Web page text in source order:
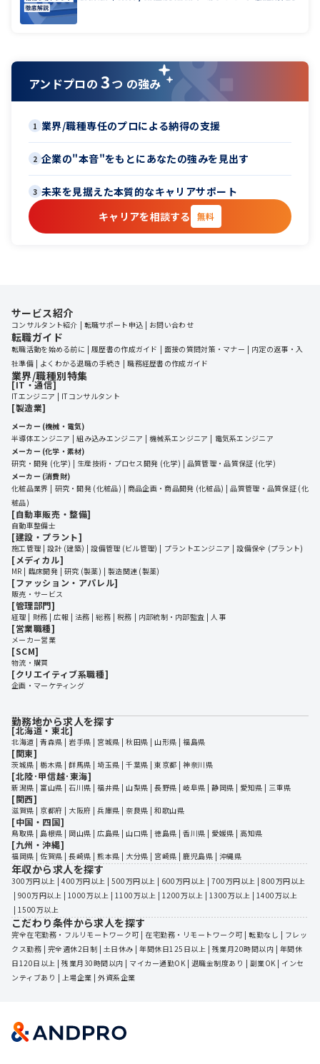
アンドプロの3つ の強み
1 業界/職種専任のプロによる納得の支援
2 企業の"本音"をもとにあなたの強みを見出す
3 未来を見据えた本質的なキャリアサポート
キャリアを相談する
無料
サービス紹介
コンサルタント紹介 転職サポート申込 お問い合わせ
転職ガイド
転職活動を始める前に 履歴書の作成ガイド 面接の質問対策・マナー
内定の返事・入
社準備
よくわかる退職の手続き 職務経歴書の作成ガイド
業界/職種別特集
[IT・通信]
ITエンジニア ITコンサルタント
[製造業]
メーカー (機械・電気)
半導体エンジニア
組み込みエンジニア 機械系エンジニア
電気系エンジニア
メーカー (化学・素材)
研究・開発 (化学)
生産技術・プロセス開発 (化学)
品質管理・品質保証 (化学)
メーカー (消費財)
化粧品業界
研究・開発 (化粧品) 商品企画・商品開発 (化粧品)
品質管理・品質保証 (化
粧品)
[自動車販売・整備]
自動車整備士
[建設・プラント]
施工管理 設計 (建築) 設備管理 (ビル管理) プラントエンジニア 設備保全 (プラント)
[メディカル]
MR 臨床開発 研究 (製薬) 製造関連 (製薬)
[ファッション・アパレル]
販売・サービス
[管理部門]
経理 財務 広報 法務 総務 税務 内部統制・内部監査 人事
[営業職種]
メーカー営業
[SCM]
物流・購買
[クリエイティブ系職種]
企画・マーケティング
勤務地から求人を探す
[北海道・東北]
北海道 | 青森県 | 岩手県 | 宮城県 | 秋田県 | 山形県 | 福島県
[関東]
茨城県 | 栃木県 | 群馬県 | 埼玉県 | 千葉県 | 東京都 | 神奈川県
[北陸･甲信越･東海]
新潟県 | 富山県 | 石川県 | 福井県 | 山梨県 | 長野県 | 岐阜県 | 静岡県 | 愛知県 | 三重県
[関西]
滋賀県 | 京都府 | 大阪府 | 兵庫県 | 奈良県 | 和歌山県
[中国・四国]
鳥取県 | 島根県 | 岡山県 | 広島県 | 山口県 | 徳島県 | 香川県 | 愛媛県 | 高知県
[九州・沖縄]
福岡県 | 佐賀県 | 長崎県 | 熊本県 | 大分県 | 宮崎県 | 鹿児島県 | 沖縄県
年収から求人を探す
300万円以上 | 400万円以上 | 500万円以上 | 600万円以上 | 700万円以上 | 800万円以上
| 900万円以上 | 1000万以上 | 1100万以上 | 1200万以上 | 1300万以上 | 1400万以上
| 1500万以上
こだわり条件から求人を探す
完全在宅勤務・フルリモートワーク可 | 在宅勤務・リモートワーク可 | 転勤なし | フレッ
クス勤務 | 完全週休2日制 | 土日休み | 年間休日125日以上 | 残業月20時間以内 | 年間休
日120日以上 | 残業月30時間以内 | マイカー通勤OK | 退職金制度あり | 副業OK | インセ
ンティブあり | 上場企業 | 外資系企業